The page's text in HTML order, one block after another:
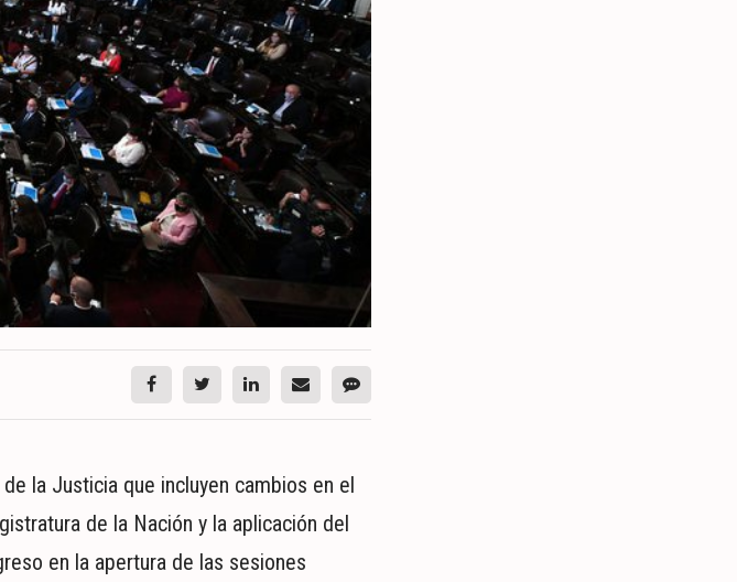
la Justicia que incluyen cambios en el
de la Nación y la aplicación del
en la apertura de las sesiones